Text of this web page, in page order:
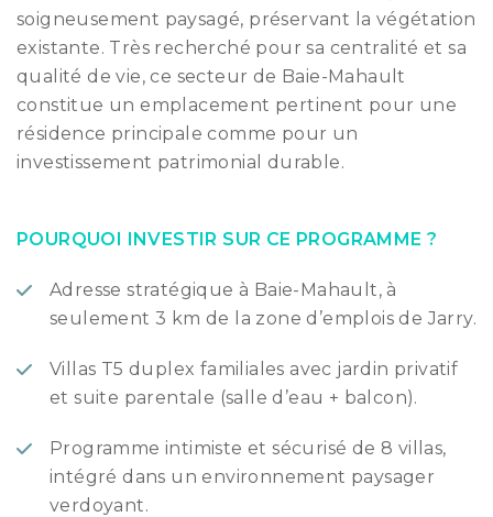
soigneusement paysagé, préservant la végétation
existante. Très recherché pour sa centralité et sa
qualité de vie, ce secteur de Baie-Mahault
constitue un emplacement pertinent pour une
résidence principale comme pour un
investissement patrimonial durable.
POURQUOI INVESTIR SUR CE PROGRAMME ?
Adresse stratégique à Baie-Mahault, à
seulement 3 km de la zone d’emplois de Jarry.
Villas T5 duplex familiales avec jardin privatif
et suite parentale (salle d’eau + balcon).
Programme intimiste et sécurisé de 8 villas,
intégré dans un environnement paysager
verdoyant.